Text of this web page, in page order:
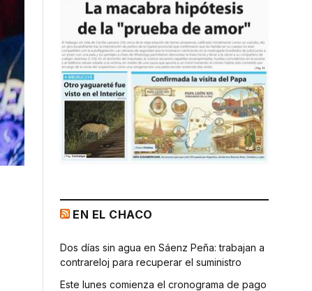
EN EL CHACO
Dos días sin agua en Sáenz Peña: trabajan a
contrareloj para recuperar el suministro
Este lunes comienza el cronograma de pago